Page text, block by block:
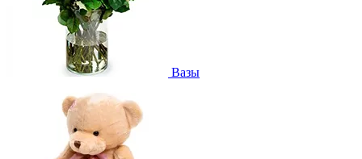
Вазы